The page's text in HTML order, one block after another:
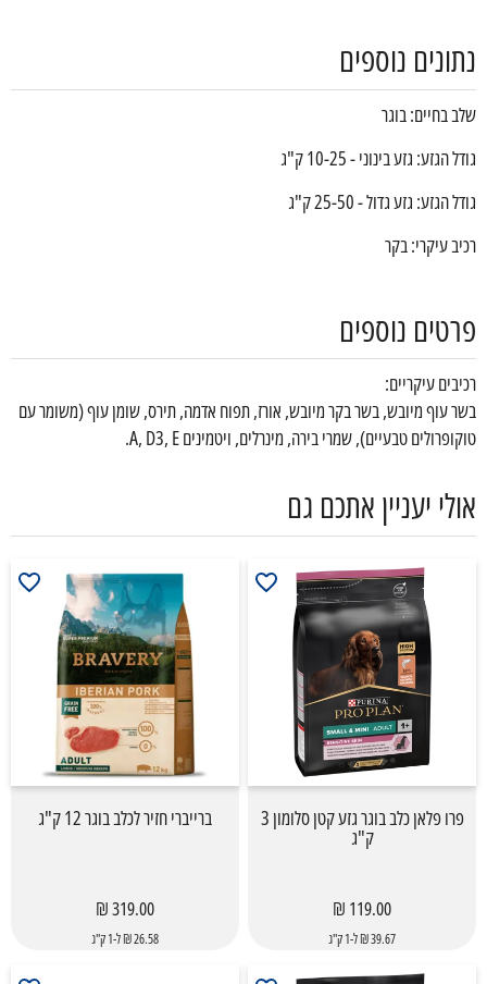
נתונים נוספים
שלב בחיים: בוגר
גודל הגזע: גזע בינוני - 10-25 ק"ג
גודל הגזע: גזע גדול - 25-50 ק"ג
רכיב עיקרי: בקר
פרטים נוספים
רכיבים עיקריים:
בשר עוף מיובש, בשר בקר מיובש, אורז, תפוח אדמה, תירס, שומן עוף (משומר עם
טוקופרולים טבעיים), שמרי בירה, מינרלים, ויטמינים A, D3, E.
אולי יעניין אתכם גם
פרו פלאן כלב בוגר גזע קטן סלומון 3
ק"ג
119.00 ₪
39.67 ₪ ל-1 ק"ג
ברייברי חזיר לכלב בוגר 12 ק"ג
319.00 ₪
26.58 ₪ ל-1 ק"ג